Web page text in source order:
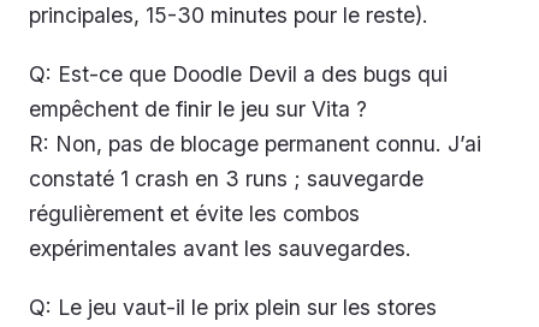
principales, 15-30 minutes pour le reste).
Q: Est-ce que Doodle Devil a des bugs qui
empêchent de finir le jeu sur Vita ?
R: Non, pas de blocage permanent connu. J’ai
constaté 1 crash en 3 runs ; sauvegarde
régulièrement et évite les combos
expérimentales avant les sauvegardes.
Q: Le jeu vaut-il le prix plein sur les stores